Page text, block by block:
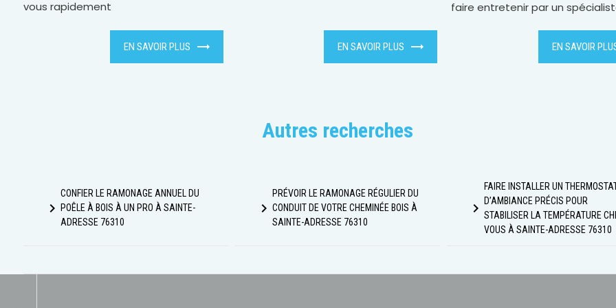
vous rapidement
EN SAVOIR PLUS EN SAVOIR PLUS
faire entretenir par un
EN SAVOIR
Autres recherches
navigate_next
CONFIER LE RAMONAGE ANNUEL DU
POÊLE À BOIS À UN PRO À SAINTE-
ADRESSE 76310
navigate_next
PRÉVOIR LE RAMONAGE RÉGULIER DU
CONDUIT DE VOTRE CHEMINÉE BOIS À
SAINTE-ADRESSE 76310
navigate_next
FAIRE INSTALLER UN
D’AMBIANCE PRÉCIS POUR
STABILISER LA TEMPÉRATURE
VOUS À SAINTE-ADRESSE 76310